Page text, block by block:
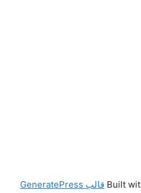
قالب GeneratePress